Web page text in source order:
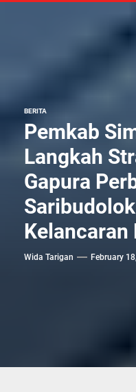
BERITA
Pemkab
Langkah
Gapura
Kelancaran
Wida Tarigan February